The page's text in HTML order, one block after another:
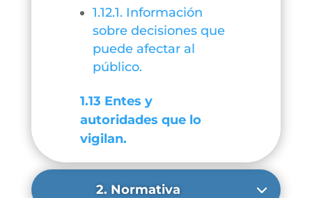
1.12.1. Información
sobre decisiones que
puede afectar al
público.
1.13 Entes y
autoridades que lo
vigilan.
2. Normativa